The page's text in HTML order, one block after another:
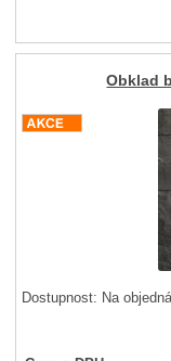
Obklad
Dostupnost: Na